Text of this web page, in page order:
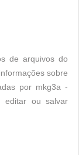
de arquivos do
sobre
por mkg3a -
editar ou salvar